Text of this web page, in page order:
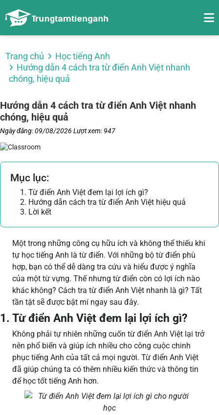
Trang chủ
Học tiếng Anh
Hướng dẫn 4 cách tra từ điển Anh Việt nhanh
chóng, hiệu quả
Hướng dẫn 4 cách tra từ điển Anh Việt nhanh
chóng, hiệu quả
Ngày đăng: 09/08/2026 Lượt xem: 947
Mục lục:
1. Từ điển Anh Việt đem lại lợi ích gì?
2. Hướng dẫn cách tra từ điển Anh Việt hiệu quả
3. Lời kết
Một trong những công cụ hữu ích và không thể thiếu khi
tự học tiếng Anh là từ điển. Với những bộ từ điển phù
hợp, bạn có thể dễ dàng tra cứu và hiểu được ý nghĩa
của một từ vựng. Thế nhưng từ điển còn có lợi ích nào
khác không? Cách tra từ điển Anh Việt nhanh là gì? Tất
tần tật sẽ được bật mí ngay sau đây.
1. Từ điển Anh Việt đem lại lợi ích gì?
Không phải tự nhiên những cuốn từ điển Anh Việt lại trở
nên phổ biến và giúp ích nhiều cho công cuộc chinh
phục tiếng Anh của tất cả mọi người. Từ điển Anh Việt
đã giúp chúng ta có thêm nhiều kiến thức và thông tin
để học tốt tiếng Anh hơn.